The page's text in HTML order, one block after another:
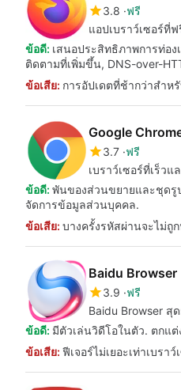
3.8 ฟรี
แอปเบราว์เซอร์ที่
ข้อดี: เสนอประสิทธิภาพการท่อ
ติดตามที่เพิ่มขึ้น, DNS-over-
ข้อเสีย: การอัปเดตที่ช้ากว่าสำห
Google
3.7 ฟรี
เบราว์เซอร์ที่เร็ว
ข้อดี: พันของส่วนขยายและชุดรู
จัดการข้อมูลส่วนบุคคล.
ข้อเสีย: บางครั้งรหัสผ่านจะไม่ถู
Baidu Browser
3.9 ฟรี
Baidu Browser สุ
ข้อดี: มีตัวเล่นวิดีโอในตัว. ตกแ
ข้อเสีย: ฟีเจอร์ไม่เยอะเท่าเบราว์